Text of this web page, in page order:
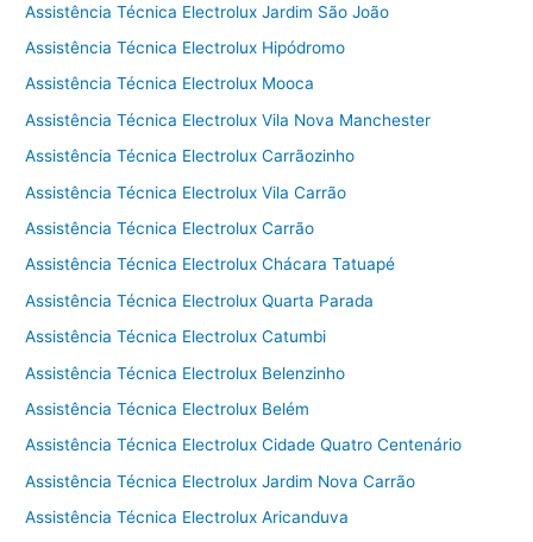
Assistência Técnica Electrolux Jardim São João
Assistência Técnica Electrolux Hipódromo
Assistência Técnica Electrolux Mooca
Assistência Técnica Electrolux Vila Nova Manchester
Assistência Técnica Electrolux Carrãozinho
Assistência Técnica Electrolux Vila Carrão
Assistência Técnica Electrolux Carrão
Assistência Técnica Electrolux Chácara Tatuapé
Assistência Técnica Electrolux Quarta Parada
Assistência Técnica Electrolux Catumbi
Assistência Técnica Electrolux Belenzinho
Assistência Técnica Electrolux Belém
Assistência Técnica Electrolux Cidade Quatro Centenário
Assistência Técnica Electrolux Jardim Nova Carrão
Assistência Técnica Electrolux Aricanduva